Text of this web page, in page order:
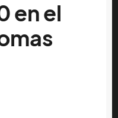
en el